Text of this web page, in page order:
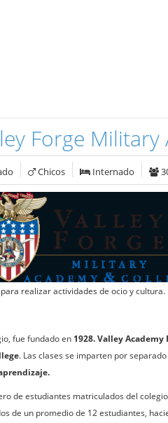
Forge Military
Chicos Internado
realizar actividades de ocio y cultura.
fue fundado en 1928. Valley
. Las clases se imparten por
de estudiantes matriculados del
de un promedio de 12 estudiantes,